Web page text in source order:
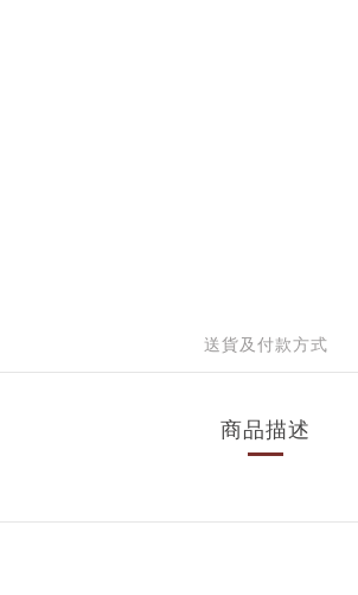
送貨及付款方式
商品描述